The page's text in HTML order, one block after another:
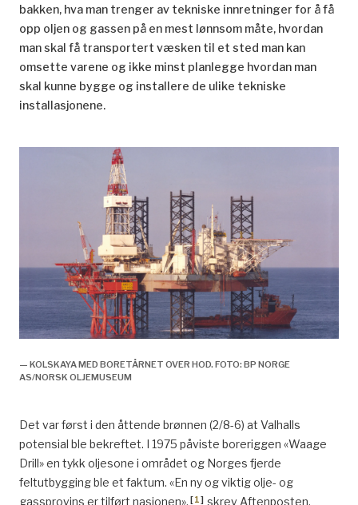
bakken, hva man trenger av tekniske innretninger for å få
opp oljen og gassen på en mest lønnsom måte, hvordan
man skal få transportert væsken til et sted man kan
omsette varene og ikke minst planlegge hvordan man
skal kunne bygge og installere de ulike tekniske
installasjonene.
— KOLSKAYA MED BORETÅRNET OVER HOD. FOTO: BP NORGE
AS/NORSK OLJEMUSEUM
Det var først i den åttende brønnen (2/8-6) at Valhalls
potensial ble bekreftet. I 1975 påviste boreriggen «Waage
Drill» en tykk oljesone i området og Norges fjerde
feltutbygging ble et faktum. «En ny og viktig olje- og
gassprovins er tilført nasjonen», [1] skrev Aftenposten.